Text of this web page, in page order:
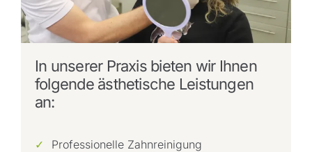
In unserer Praxis bieten wir Ihnen
folgende ästhetische Leistungen
an:
Professionelle Zahnreinigung